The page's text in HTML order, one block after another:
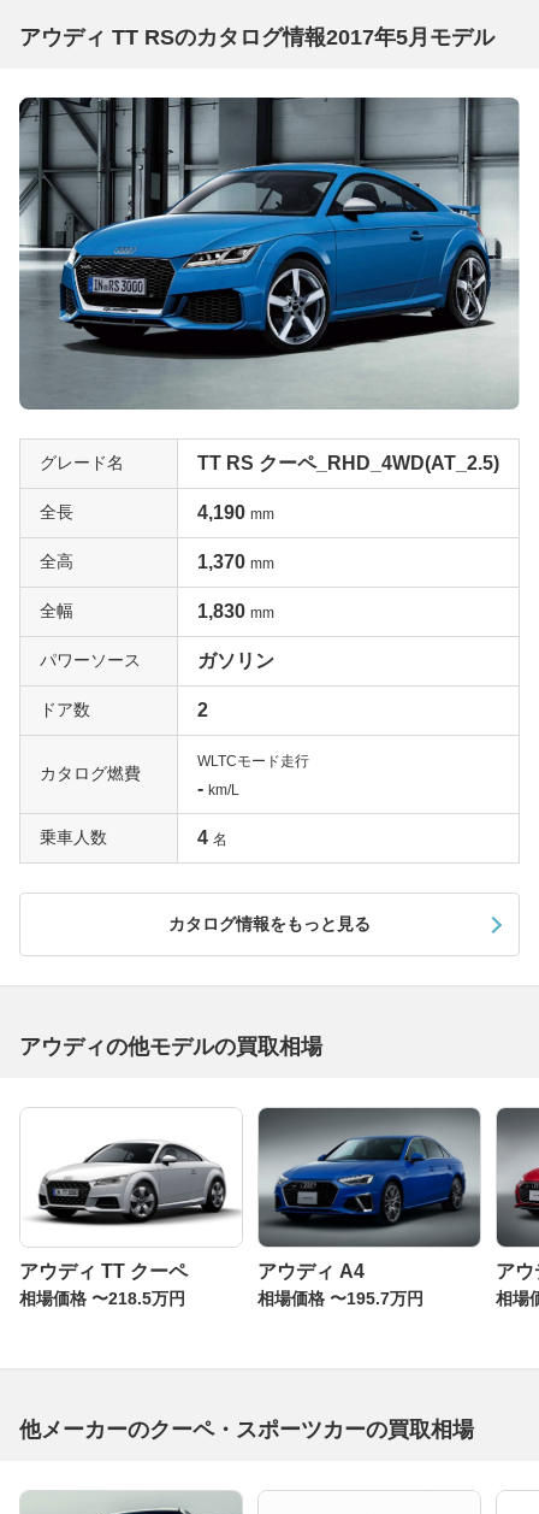
アウディ TT RSのカタログ情報2017年5月モデル
グレード名 TT RS クーペ_RHD_4WD(AT_2.5)
全長 4,190 mm
全高 1,370 mm
全幅 1,830 mm
パワーソース ガソリン
ドア数 2
カタログ燃費
WLTCモード走行
- km/L
乗車人数 4 名
カタログ情報をもっと見る
アウディの他モデルの買取相場
アウディ TT クーペ
相場価格 〜218.5万円
アウディ A4
相場価格 〜195.7万円
アウ
相場
他メーカーのクーペ・スポーツカーの買取相場